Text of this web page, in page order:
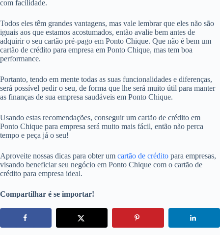
com facilidade.
Todos eles têm grandes vantagens, mas vale lembrar que eles não são
iguais aos que estamos acostumados, então avalie bem antes de
adquirir o seu cartão pré-pago em Ponto Chique. Que não é bem um
cartão de crédito para empresa em Ponto Chique, mas tem boa
performance.
Portanto, tendo em mente todas as suas funcionalidades e diferenças,
será possível pedir o seu, de forma que lhe será muito útil para manter
as finanças de sua empresa saudáveis em Ponto Chique.
Usando estas recomendações, conseguir um cartão de crédito em
Ponto Chique para empresa será muito mais fácil, então não perca
tempo e peça já o seu!
Aproveite nossas dicas para obter um cartão de crédito para empresas,
visando beneficiar seu negócio em Ponto Chique com o cartão de
crédito para empresa ideal.
Compartilhar é se importar!